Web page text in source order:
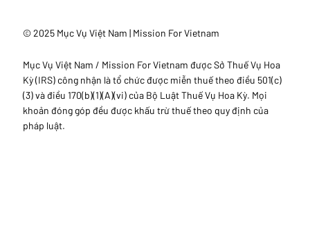
© 2025 Mục Vụ Việt Nam | Mission For Vietnam
Mục Vụ Việt Nam / Mission For Vietnam được Sở Thuế Vụ Hoa
Kỳ (IRS) công nhận là tổ chức được miễn thuế theo điều 501(c)
(3) và điều 170(b)(1)(A)(vi) của Bộ Luật Thuế Vụ Hoa Kỳ. Mọi
khoản đóng góp đều được khấu trừ thuế theo quy định của
pháp luật.